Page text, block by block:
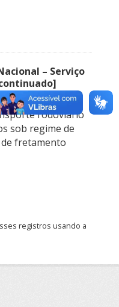
– Serviço
para a
rodoviário
sob regime de
fretamento
registros usando a